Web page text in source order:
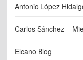
Antonio López
Carlos Sánchez –
Elcano Blog